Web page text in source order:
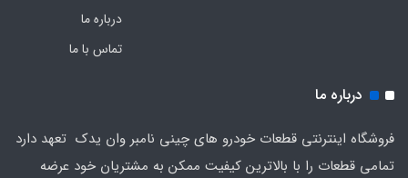
درباره ما
تماس با ما
درباره ما
فروشگاه اینترنتی قطعات خودرو های چینی نامبر وان یدک تعهد دارد
تمامی قطعات را با بالاترین کیفیت ممکن به مشتریان خود عرضه